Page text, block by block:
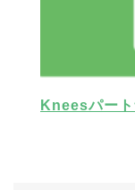
Kneesパー